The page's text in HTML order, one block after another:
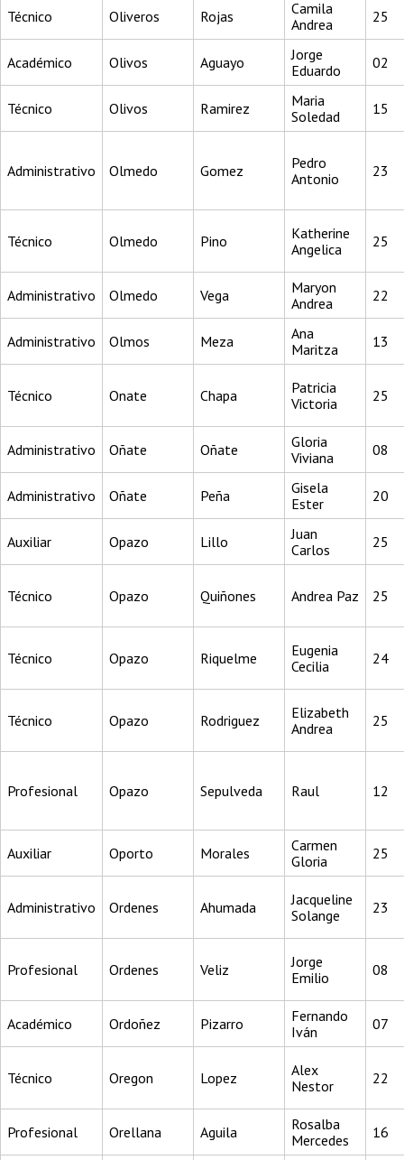
Técnico Oliveros Rojas
Camila
Andrea
25
Académico Olivos Aguayo
Jorge
Eduardo
02
Técnico Olivos Ramirez
Maria
Soledad
15
Administrativo Olmedo Gomez
Pedro
Antonio
23
Técnico Olmedo Pino
Katherine
Angelica
25
Administrativo Olmedo Vega
Maryon
Andrea
22
Administrativo Olmos Meza
Ana
Maritza
13
Técnico Onate Chapa
Patricia
Victoria
25
Administrativo Oñate Oñate
Gloria
Viviana
08
Administrativo Oñate Peña
Gisela
Ester
20
Auxiliar Opazo Lillo
Juan
Carlos
25
Técnico Opazo Quiñones Andrea Paz 25
Técnico Opazo Riquelme
Eugenia
Cecilia
24
Técnico Opazo Rodriguez
Elizabeth
Andrea
25
Profesional Opazo Sepulveda Raul 12
Auxiliar Oporto Morales
Carmen
Gloria
25
Administrativo Ordenes Ahumada
Jacqueline
Solange
23
Profesional Ordenes Veliz
Jorge
Emilio
08
Académico Ordoñez Pizarro
Fernando
Iván
07
Técnico Oregon Lopez
Alex
Nestor
22
Profesional Orellana Aguila
Rosalba
Mercedes
16